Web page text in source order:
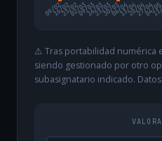
09/02
16/0223/0202/0309/0316/0323/0330/0306/0413/0420/0427/0404/05
⚠️ Tras portabilidad numérica
siendo gestionado por otro
subasignatario indicado.